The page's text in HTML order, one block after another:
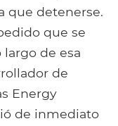
que detenerse.
que se
de esa
de
Energy
de inmediato